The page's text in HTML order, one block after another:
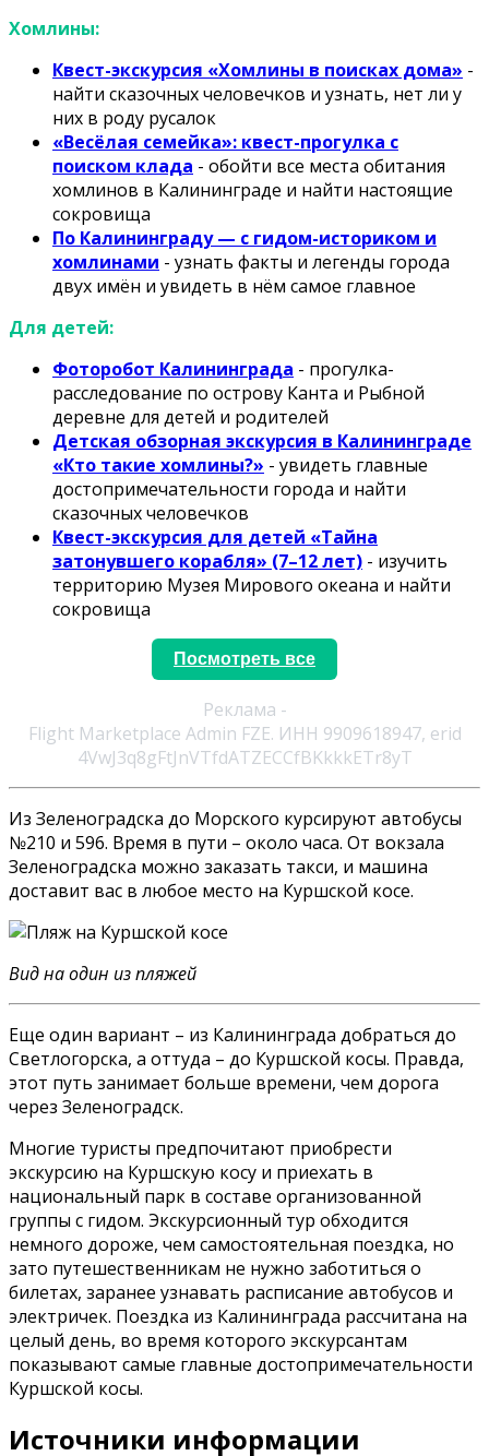
Хомлины:
Квест-экскурсия «Хомлины в поисках дома» -
найти сказочных человечков и узнать, нет ли у
них в роду русалок
«Весёлая семейка»: квест-прогулка с
поиском клада - обойти все места обитания
хомлинов в Калининграде и найти настоящие
сокровища
По Калининграду — с гидом-историком и
хомлинами - узнать факты и легенды города
двух имён и увидеть в нём самое главное
Для детей:
Фоторобот Калининграда - прогулка-
расследование по острову Канта и Рыбной
деревне для детей и родителей
Детская обзорная экскурсия в Калининграде
«Кто такие хомлины?» - увидеть главные
достопримечательности города и найти
сказочных человечков
Квест-экскурсия для детей «Тайна
затонувшего корабля» (7–12 лет) - изучить
территорию Музея Мирового океана и найти
сокровища
Посмотреть все
Реклама -
Flight Marketplace Admin FZE. ИНН 9909618947, erid
4VwJ3q8gFtJnVTfdATZECCfBKkkkETr8yT
Из Зеленоградска до Морского курсируют автобусы
№210 и 596. Время в пути – около часа. От вокзала
Зеленоградска можно заказать такси, и машина
доставит вас в любое место на Куршской косе.
Вид на один из пляжей
Еще один вариант – из Калининграда добраться до
Светлогорска, а оттуда – до Куршской косы. Правда,
этот путь занимает больше времени, чем дорога
через Зеленоградск.
Многие туристы предпочитают приобрести
экскурсию на Куршскую косу и приехать в
национальный парк в составе организованной
группы с гидом. Экскурсионный тур обходится
немного дороже, чем самостоятельная поездка, но
зато путешественникам не нужно заботиться о
билетах, заранее узнавать расписание автобусов и
электричек. Поездка из Калининграда рассчитана на
целый день, во время которого экскурсантам
показывают самые главные достопримечательности
Куршской косы.
Источники информации